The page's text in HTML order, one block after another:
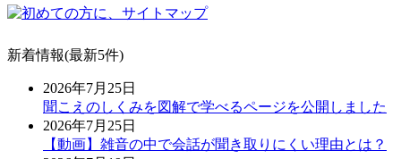
新着情報(最新5件)
2026年7月25日
聞こえのしくみを図解で学べるページを公開しました
2026年7月25日
【動画】雑音の中で会話が聞き取りにくい理由とは？